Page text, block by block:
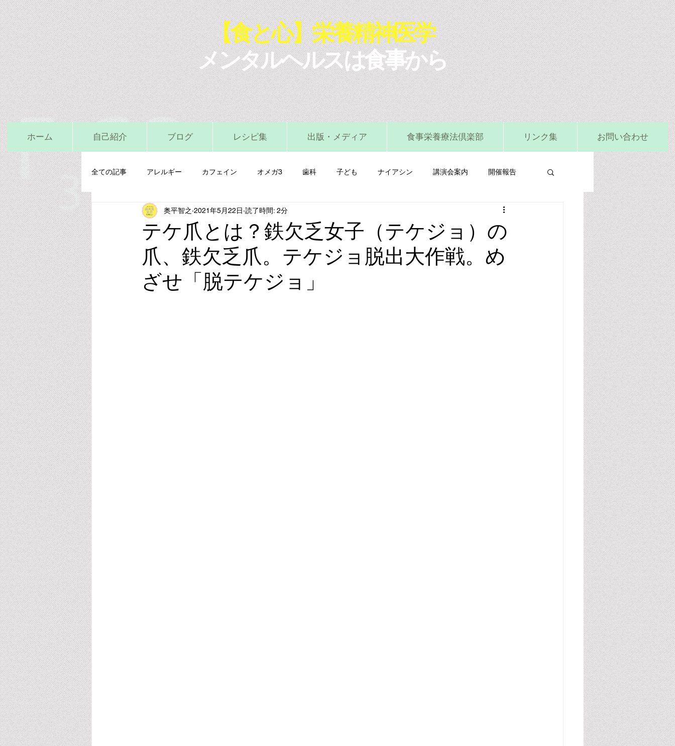
【食と心】栄養精神医学
メンタルヘルスは食事から
ホーム 自己紹介 ブログ レシピ集 出版・メディア 食事栄養療法倶楽部 リンク集 お問い合わせ
全ての記事 アレルギー カフェイン オメガ3 歯科 子ども ナイアシン 講演会案内 開催報告
栄養精神医学 鉄 亜鉛 マグネシウム
オキシトシン 血液栄養解析 漢方・鍼灸 食事・美容・レシピ 皮膚・腸管・グルテン・カゼイン
スポーツ・運動・睡眠 リラクゼーション 心理学
テケ爪とは？鉄欠乏女子（テケジョ）の
爪、鉄欠乏爪。テケジョ脱出大作戦。め
ざせ「脱テケジョ」
奥平智之 2021年5月22日 読了時間: 2分